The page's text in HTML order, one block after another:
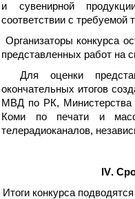
и сувенирной
соответствии с требуемой
Организаторы конкурса
представленных работ на
Для оценки
окончательных итогов
МВД по РК, Министерства
Коми
по печати и
телерадиоканалов, не
IV.
Итоги конкурса